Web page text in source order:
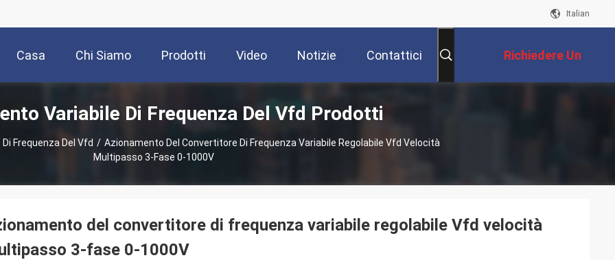
Italian
Casa Chi Siamo Prodotti Video Notizie Contattici Richiedere Un
Preventivo
Variabile Di Frequenza Del Vfd Prodotti
Frequenza Del Vfd / Azionamento Del Convertitore Di Frequenza Variabile Regolabile Vfd Velocità
Multipasso 3-Fase 0-1000V
del convertitore di frequenza variabile regolabile Vfd velocità
3-fase 0-1000V